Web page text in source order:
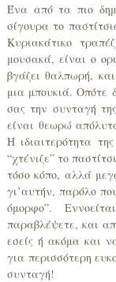
Ένα από τα πιο
σίγουρα το
Κυριακάτικο
μουσακά, είναι ο
βγάζει θαλπωρή,
μια μπουκιά. Οπότε
σας την συνταγή
είναι θεωρώ
Η ιδιαιτερότητα
“χτένιζε” το
τόσο κόπο, αλλά
γι’αυτήν, παρόλο
όμορφο”.
παραβλέψετε, και
εσείς ή ακόμα και
για περισσότερη
συνταγή!